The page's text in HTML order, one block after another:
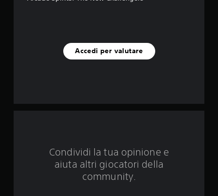
u
Accedi per valutare
Condividi la tua opinione e
aiuta altri giocatori della
community.